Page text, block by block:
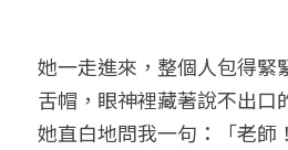
五行八字線上班
她一走進來，整個人包得緊
舌帽，眼神裡藏著說不出口
她直白地問我一句：「老師